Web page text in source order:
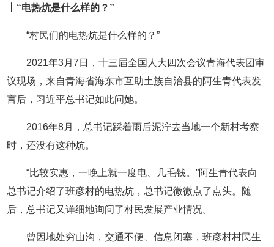
丨“电热炕是什么样的？”
“村民们的电热炕是什么样的？”
2021年3月7日，十三届全国人大四次会议青海代表团审
议现场，来自青海省海东市互助土族自治县的阿生青代表发
言后，习近平总书记如此问她。
2016年8月，总书记踩着雨后泥泞去当地一个新村考察
时，还没有这种炕。
“比较实惠，一晚上就一度电、几毛钱。”阿生青代表向
总书记介绍了班彦村的电热炕，总书记微微点了点头。随
后，总书记又详细地询问了村民发展产业情况。
曾因地处穷山沟，交通不便、信息闭塞，班彦村村民生